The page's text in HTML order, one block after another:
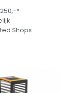
*
Shops